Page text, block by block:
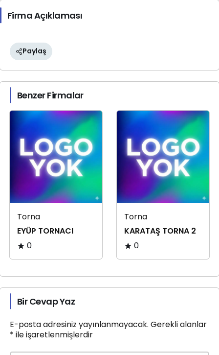
Firma Açıklaması
Paylaş
Benzer Firmalar
Torna
EYÜP TORNACI
0
Torna
KARATAŞ TORNA 2
0
Bir Cevap Yaz
E-posta adresiniz yayınlanmayacak. Gerekli alanlar
* ile işaretlenmişlerdir